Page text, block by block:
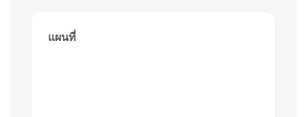
แผนที่